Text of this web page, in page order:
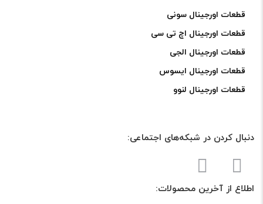
قطعات اورجینال سونی
قطعات اورجینال اچ تی سی
قطعات اورجینال الجی
قطعات اورجینال ایسوس
قطعات اورجینال لنوو
دنبال کردن در شبکه‌های اجتماعی:
اطلاع از آخرین محصولات: